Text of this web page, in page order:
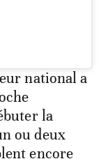
national a
la
ou deux
encore